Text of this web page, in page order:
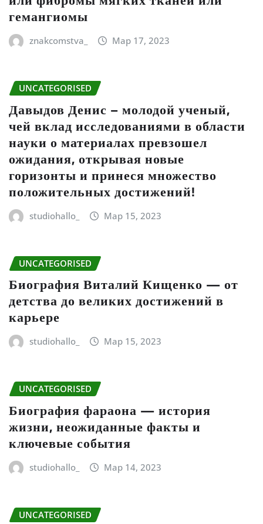
гемангиомы
znakcomstva_ Мар 17, 2023
UNCATEGORISED
Давыдов Денис – молодой ученый,
чей вклад исследованиями в области
науки о материалах превзошел
ожидания, открывая новые
горизонты и принеся множество
положительных достижений!
studiohallo_ Мар 15, 2023
UNCATEGORISED
Биография Виталий Кищенко — от
детства до великих достижений в
карьере
studiohallo_ Мар 15, 2023
UNCATEGORISED
Биография фараона — история
жизни, неожиданные факты и
ключевые события
studiohallo_ Мар 14, 2023
UNCATEGORISED